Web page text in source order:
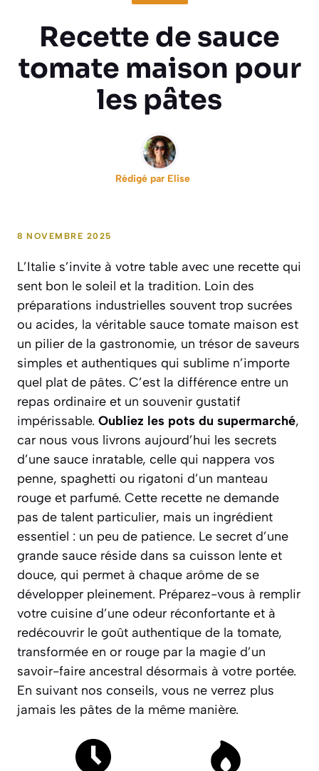
Recette de sauce
tomate maison pour
les pâtes
Rédigé par Elise
8 NOVEMBRE 2025
L’Italie s’invite à votre table avec une recette qui
sent bon le soleil et la tradition. Loin des
préparations industrielles souvent trop sucrées
ou acides, la véritable sauce tomate maison est
un pilier de la gastronomie, un trésor de saveurs
simples et authentiques qui sublime n’importe
quel plat de pâtes. C’est la différence entre un
repas ordinaire et un souvenir gustatif
impérissable. Oubliez les pots du supermarché,
car nous vous livrons aujourd’hui les secrets
d’une sauce inratable, celle qui nappera vos
penne, spaghetti ou rigatoni d’un manteau
rouge et parfumé. Cette recette ne demande
pas de talent particulier, mais un ingrédient
essentiel : un peu de patience. Le secret d’une
grande sauce réside dans sa cuisson lente et
douce, qui permet à chaque arôme de se
développer pleinement. Préparez-vous à remplir
votre cuisine d’une odeur réconfortante et à
redécouvrir le goût authentique de la tomate,
transformée en or rouge par la magie d’un
savoir-faire ancestral désormais à votre portée.
En suivant nos conseils, vous ne verrez plus
jamais les pâtes de la même manière.